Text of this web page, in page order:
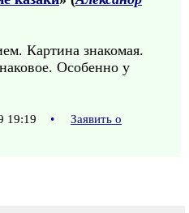
Картина знакомая.
Особенно у
19:19 •
Заявить о